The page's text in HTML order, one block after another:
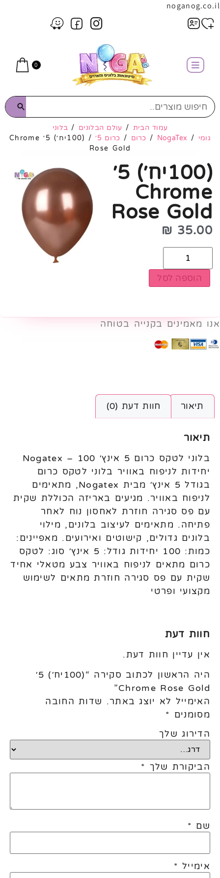
noganog.co.il
0
עמוד הבית / עולם הבלונים / בלוני
גומי /
NogaTex
/ כרום / כרום 5׳
/ (100יח׳) 5׳ Chrome
Rose Gold
(100יח׳) 5׳
Chrome
Rose Gold
35.00
₪
הוספה לסל
אנו מאמינים בקנייה בטוחה
תיאור חוות דעת (0)
תיאור
בלוני לטקס כרום 5 אינץ׳ Nogatex – 100
יחידות לניפוח באוויר בלוני לטקס כרום
בגודל 5 אינץ׳ מבית Nogatex, מתאימים
לניפוח באוויר. מגיעים באריזה הכוללת שקית
עם פס סגירה חוזרת לאחסון נוח לאחר
פתיחה. מתאימים לעיצוב בלונים, מילוי
בלונים גדולים, קישוטים ואירועים. מאפיינים:
כמות: 100 יחידות גודל: 5 אינץ׳ סוג: לטקס
כרום מתאים לניפוח באוויר צבע מטאלי אחיד
שקית עם פס סגירה חוזרת מתאים לשימוש
מקצועי ופרטי
חוות דעת
אין עדיין חוות דעת.
היה הראשון לכתוב סקירה “(100יח׳) 5׳
Chrome Rose Gold”
האימייל לא יוצג באתר. שדות החובה
מסומנים *
הדירוג שלך
הביקורת שלך *
שם *
אימייל *